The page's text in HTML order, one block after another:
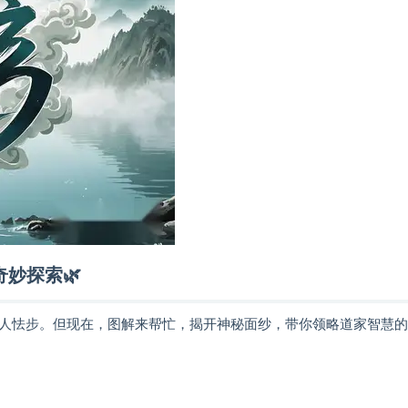
妙探索🌿
步。但现在，图解来帮忙，揭开神秘面纱，带你领略道家智慧